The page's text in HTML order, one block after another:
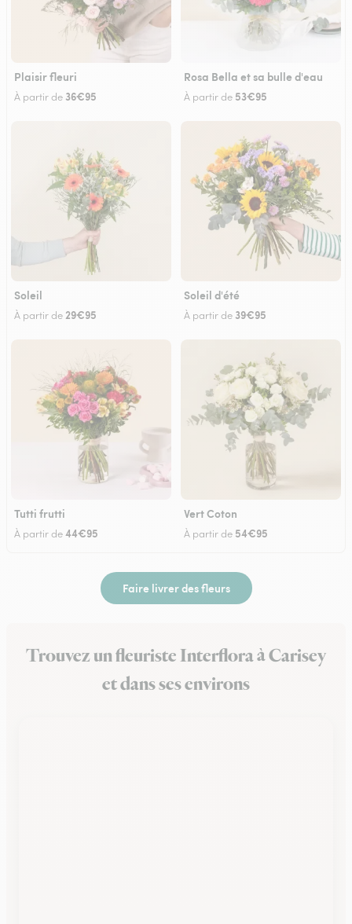
Plaisir fleuri
À partir de 36€95
Rosa Bella et sa bulle d'eau
À partir de 53€95
Soleil
À partir de29€95
Soleil d'été
À partir de 39€95
Tutti frutti
À partir de44€95
Vert Coton
À partir de 54€95
Faire livrer des fleurs
Trouvez un fleuriste Interflora à Carisey
et dans ses environs